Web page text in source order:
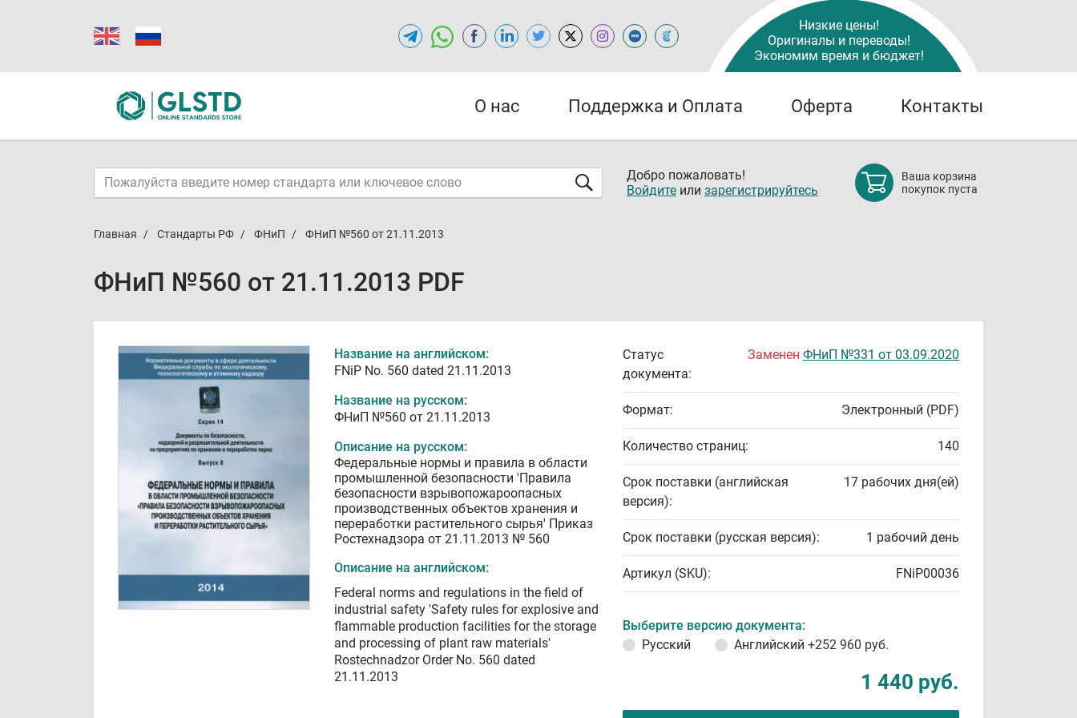
Низкие цены!
Оригиналы и переводы!
Экономим время и бюджет!
О нас Поддержка и Оплата Оферта Контакты
Добро пожаловать!
Войдите или зарегистрируйтесь
Ваша корзина
покупок пуста
Главная Стандарты РФ ФНиП ФНиП №560 от 21.11.2013
ФНиП №560 от 21.11.2013 PDF
Название на английском:
FNiP No. 560 dated 21.11.2013
Название на русском:
ФНиП №560 от 21.11.2013
Описание на русском:
Федеральные нормы и правила в области
промышленной безопасности 'Правила
безопасности взрывопожароопасных
производственных объектов хранения и
переработки растительного сырья' Приказ
Ростехнадзора от 21.11.2013 № 560
Описание на английском:
Federal norms and regulations in the field of
industrial safety 'Safety rules for explosive and
flammable production facilities for the storage
and processing of plant raw materials'
Rostechnadzor Order No. 560 dated
21.11.2013
Статус
документа:
Заменен ФНиП №331 от 03.09.2020
Формат: Электронный (PDF)
Количество страниц: 140
Срок поставки (английская
версия):
17 рабочих дня(ей)
Срок поставки (русская версия): 1 рабочий день
Артикул (SKU): FNiP00036
Выберите версию документа:
Русский
Английский +252 960 руб.
1 440 руб.